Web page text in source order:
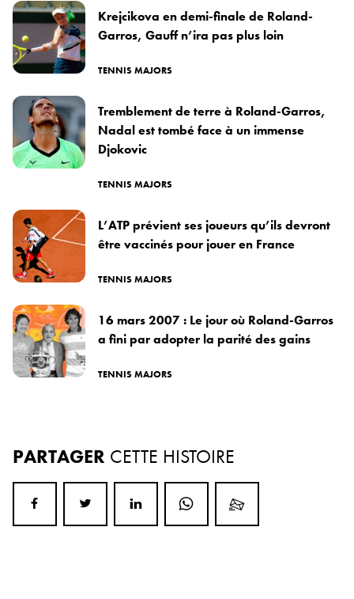
Krejcikova en demi-finale de Roland-
Garros, Gauff n’ira pas plus loin
TENNIS MAJORS
Tremblement de terre à Roland-Garros,
Nadal est tombé face à un immense
Djokovic
TENNIS MAJORS
L’ATP prévient ses joueurs qu’ils devront
être vaccinés pour jouer en France
TENNIS MAJORS
16 mars 2007 : Le jour où Roland-Garros
a fini par adopter la parité des gains
TENNIS MAJORS
PARTAGER CETTE HISTOIRE